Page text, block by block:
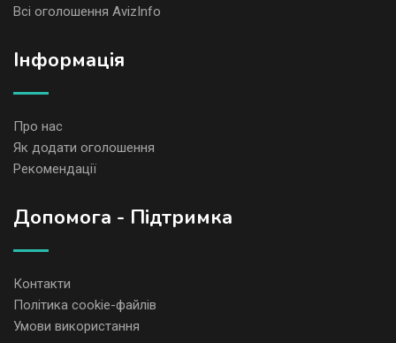
Всі оголошення AvizInfo
Iнформація
Про нас
Як додати оголошення
Рекомендації
Допомога - Підтримка
Контакти
Політика cookie-файлів
Умови використання